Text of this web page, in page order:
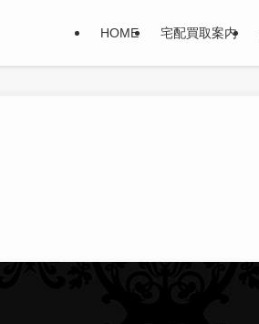
HOME 宅配買取案内